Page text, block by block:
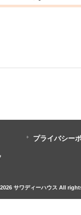
プライバシー
サワディーハウス All